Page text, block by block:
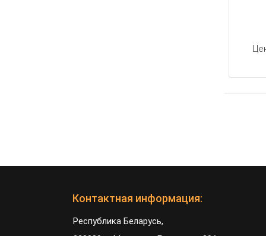
Контактная информация:
Республика Беларусь,